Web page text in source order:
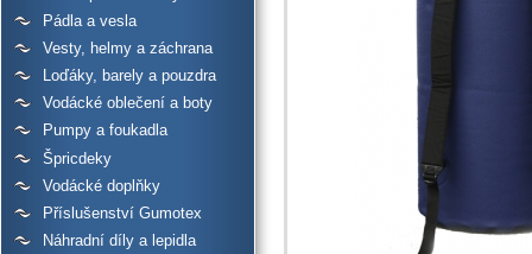
Pádla a vesla
Vesty, helmy a záchrana
Loďáky, barely a pouzdra
Vodácké oblečení a boty
Pumpy a foukadla
Špricdeky
Vodácké doplňky
Příslušenství Gumotex
Náhradní díly a lepidla